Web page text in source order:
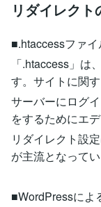
リダイレクト
■.htaccessファ
「.htaccess」は
す。サイトに関
サーバーにログ
をするためにエ
リダイレクト設
が主流となってい
■WordPressによ